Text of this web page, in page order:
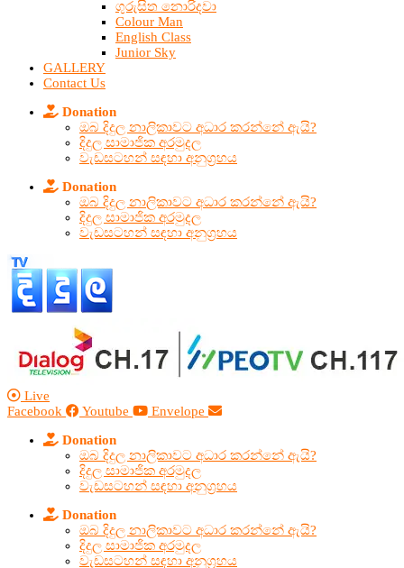
ගුරුසිත නොරිදවා
Colour Man
English Class
Junior Sky
GALLERY
Contact Us
Donation
ඔබ දිදුල නාලිකාවට අධාර කරන්නේ ඇයි?
දිදුල සාමාජික අරමුදල
වැඩසටහන් සඳහා අනුග්‍රහය
Donation
ඔබ දිදුල නාලිකාවට අධාර කරන්නේ ඇයි?
දිදුල සාමාජික අරමුදල
වැඩසටහන් සඳහා අනුග්‍රහය
Live
Facebook
Youtube Envelope
Donation
ඔබ දිදුල නාලිකාවට අධාර කරන්නේ ඇයි?
දිදුල සාමාජික අරමුදල
වැඩසටහන් සඳහා අනුග්‍රහය
Donation
ඔබ දිදුල නාලිකාවට අධාර කරන්නේ ඇයි?
දිදුල සාමාජික අරමුදල
වැඩසටහන් සඳහා අනුග්‍රහය